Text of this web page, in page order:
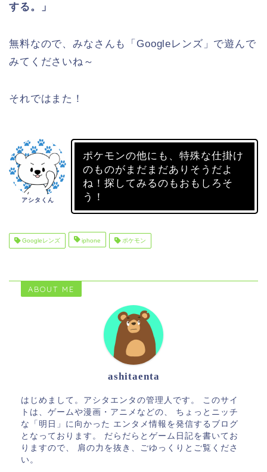
する。」
無料なので、みなさんも「Googleレンズ」で遊んで
みてくださいね～
それではまた！
アシタくん
ポケモンの他にも、特殊な仕掛け
のものがまだまだありそうだよ
ね！探してみるのもおもしろそ
う！
Googleレンズ iphone ポケモン
ABOUT ME
ashitaenta
はじめまして。アシタエンタの管理人です。 このサイ
トは、ゲームや漫画・アニメなどの、 ちょっとニッチ
な「明日」に向かった エンタメ情報を発信するブログ
となっております。 だらだらとゲーム日記を書いてお
りますので、 肩の力を抜き、ごゆっくりとご覧くださ
い。